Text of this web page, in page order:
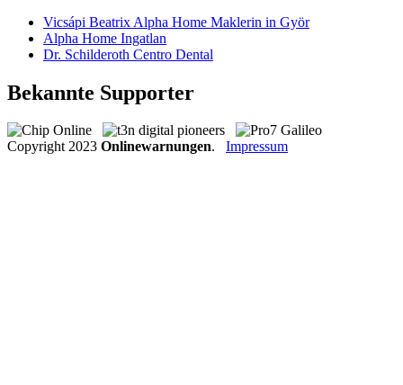
Vicsápi Beatrix Alpha Home Maklerin in Györ
Alpha Home Ingatlan
Dr. Schilderoth Centro Dental
Bekannte Supporter
Copyright2023 Onlinewarnungen. Impressum